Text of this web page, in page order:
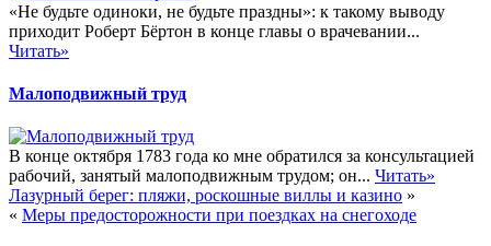
«Не будьте одиноки, не будьте праздны»: к такому выводу
приходит Роберт Бёртон в конце главы о врачевании...
Читать»
Малоподвижный труд
В конце октября 1783 года ко мне обратился за консультацией
рабочий, занятый малоподвижным трудом; он... Читать»
Лазурный берег: пляжи, роскошные виллы и казино »
« Меры предосторожности при поездках на снегоходе